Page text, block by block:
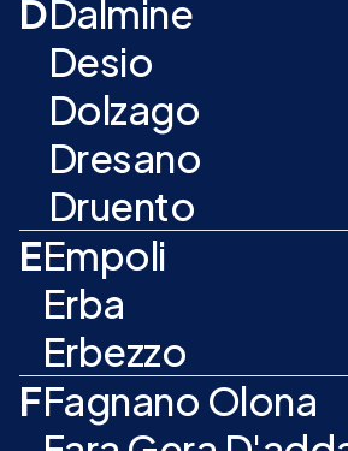
DDalmine
Desio
Dolzago
Dresano
Druento
EEmpoli
Erba
Erbezzo
FFagnano Olona